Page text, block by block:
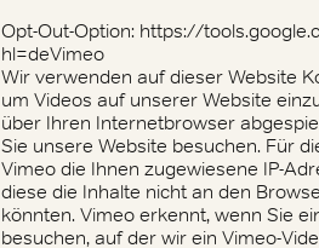
Opt-Out-Option: https://
hl=deVimeo
Wir verwenden auf dieser Website
um Videos auf unserer Website
über Ihren Internetbrowser
Sie unsere Website besuchen. Für
Vimeo die Ihnen zugewiesene IP-
diese die Inhalte nicht an den
könnten. Vimeo erkennt, wenn Sie
besuchen, auf der wir ein Vimeo-